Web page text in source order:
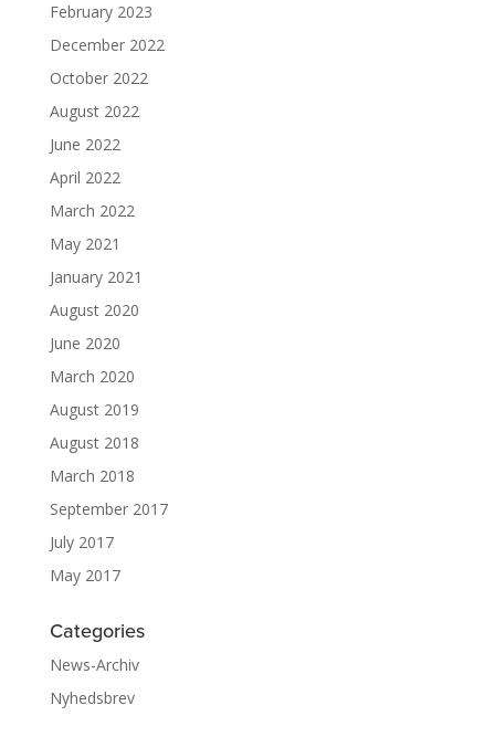
February 2023
December 2022
October 2022
August 2022
June 2022
April 2022
March 2022
May 2021
January 2021
August 2020
June 2020
March 2020
August 2019
August 2018
March 2018
September 2017
July 2017
May 2017
Categories
News-Archiv
Nyhedsbrev